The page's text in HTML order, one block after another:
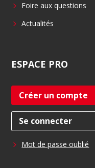
Foire aux questions
Actualités
ESPACE PRO
Créer un compte
Se connecter
Mot de passe oublié